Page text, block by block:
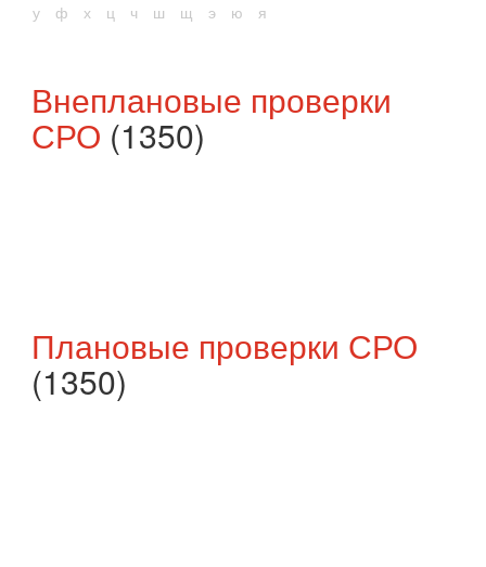
у
ф х ц ч ш щ э ю я
Внеплановые проверки
СРО (1350)
Плановые проверки СРО
(1350)